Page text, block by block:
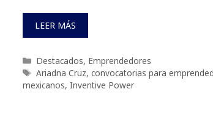
LEER MÁS
Categorías
Destacados, Emprendedores
Etiquetas
Ariadna Cruz, convocatorias para
mexicanos, Inventive Power